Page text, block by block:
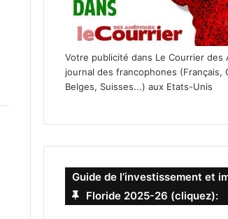
Votre publicité dans Le Courrier des
journal des francophones (Français,
Belges, Suisses...) aux Etats-Unis
Guide de l’investissement et
Floride 2025-26 (cliquez):